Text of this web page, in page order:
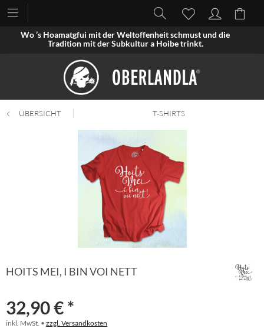
Wo ’s Hoamatgfui mit der Weltoffenheit schmust und die
Tradition mit der Subkultur a Hoibe trinkt.
ÜBERSICHT T-SHIRTS
HOITS MEI, I BIN VOI NETT
32,90 € *
inkl. MwSt. • zzgl. Versandkosten